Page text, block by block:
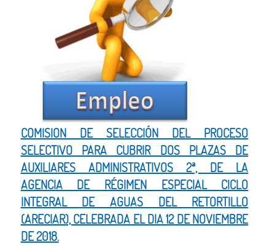
COMISION DE SELECCIÓN DEL PROCESO
SELECTIVO PARA CUBRIR DOS PLAZAS DE
AUXILIARES ADMINISTRATIVOS 2ª, DE LA
AGENCIA DE RÉGIMEN ESPECIAL CICLO
INTEGRAL DE AGUAS DEL RETORTILLO
(ARECIAR), CELEBRADA EL DIA 12 DE NOVIEMBRE
DE 2018.